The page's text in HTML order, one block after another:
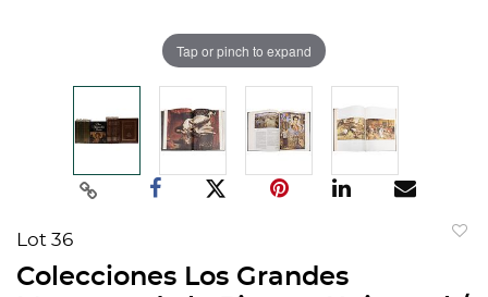
Tap or pinch to expand
Lot 36
Colecciones Los Grandes